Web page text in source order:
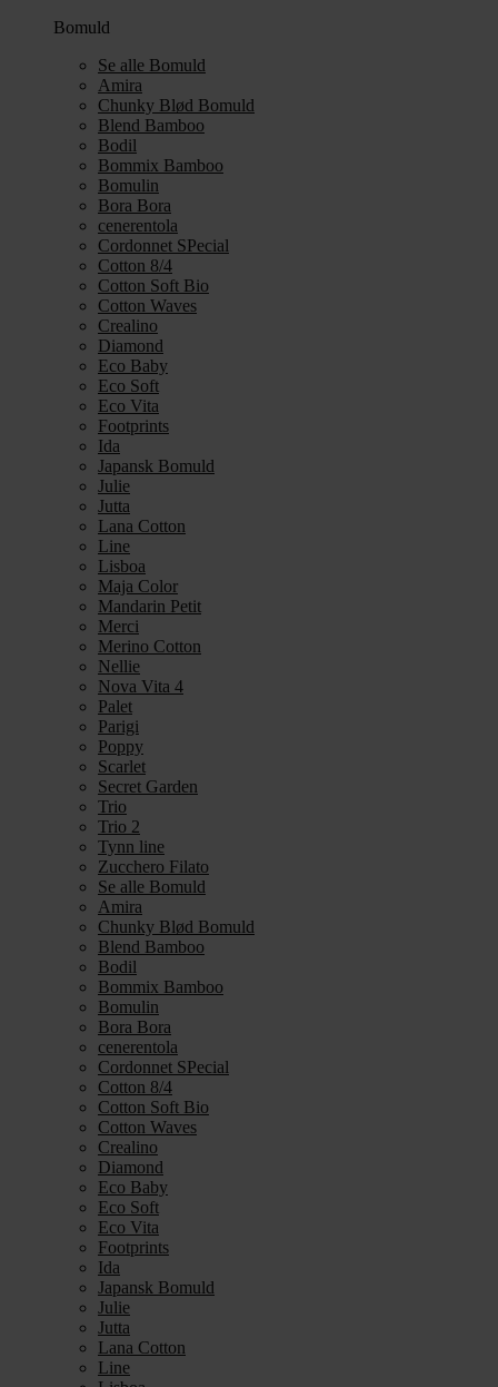
Bomuld
Se alle Bomuld
Amira
Chunky Blød Bomuld
Blend Bamboo
Bodil
Bommix Bamboo
Bomulin
Bora Bora
cenerentola
Cordonnet SPecial
Cotton 8/4
Cotton Soft Bio
Cotton Waves
Crealino
Diamond
Eco Baby
Eco Soft
Eco Vita
Footprints
Ida
Japansk Bomuld
Julie
Jutta
Lana Cotton
Line
Lisboa
Maja Color
Mandarin Petit
Merci
Merino Cotton
Nellie
Nova Vita 4
Palet
Parigi
Poppy
Scarlet
Secret Garden
Trio
Trio 2
Tynn line
Zucchero Filato
Se alle Bomuld
Amira
Chunky Blød Bomuld
Blend Bamboo
Bodil
Bommix Bamboo
Bomulin
Bora Bora
cenerentola
Cordonnet SPecial
Cotton 8/4
Cotton Soft Bio
Cotton Waves
Crealino
Diamond
Eco Baby
Eco Soft
Eco Vita
Footprints
Ida
Japansk Bomuld
Julie
Jutta
Lana Cotton
Line